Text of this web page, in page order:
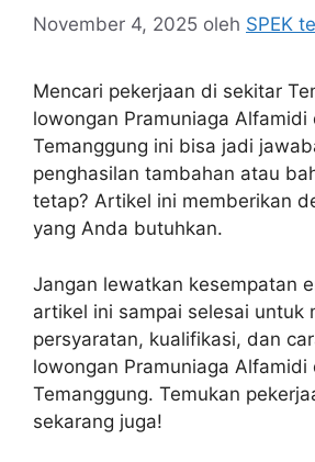
November 4, 2025 oleh SPEK
Mencari pekerjaan di sekitar
lowongan Pramuniaga Alfamidi
Temanggung ini bisa jadi
penghasilan tambahan atau
tetap? Artikel ini memberikan
yang Anda butuhkan.
Jangan lewatkan kesempatan
artikel ini sampai selesai untuk
persyaratan, kualifikasi, dan
lowongan Pramuniaga Alfamidi
Temanggung. Temukan
sekarang juga!